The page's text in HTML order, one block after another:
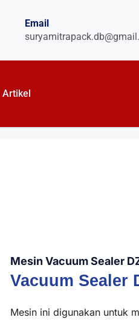
Email
Artikel
Mesin Vacuum Sealer
Vacuum Sealer
Mesin ini digunakan untuk